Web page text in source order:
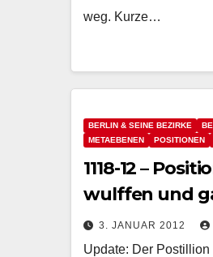
weg. Kurze…
BERLIN & SEINE BEZIRKE
METAEBENEN
POSITIONEN
1118-12 –
wulffen und
3. JANUAR 2012
Update: Der